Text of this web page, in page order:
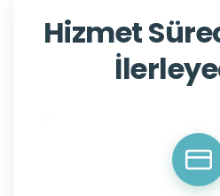
Hizmet